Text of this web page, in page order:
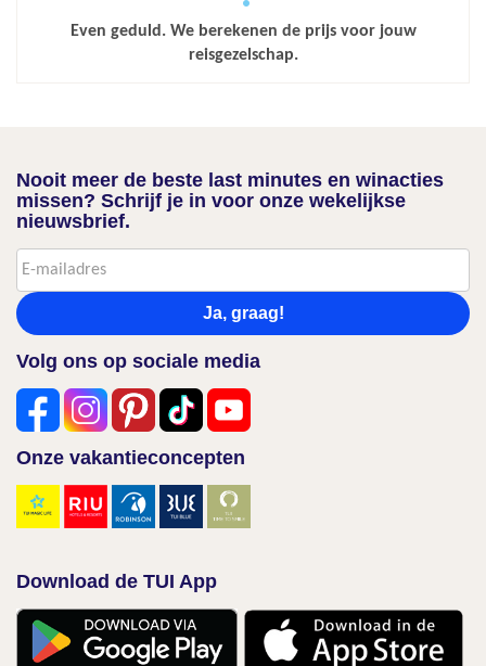
Even geduld. We berekenen de prijs voor jouw
reisgezelschap.
Nooit meer de beste last minutes en winacties
missen? Schrijf je in voor onze wekelijkse
nieuwsbrief.
Ja, graag!
Volg ons op sociale media
Onze vakantieconcepten
Download de TUI App